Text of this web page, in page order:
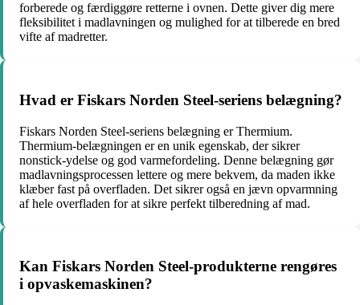
forberede og færdiggøre retterne i ovnen. Dette giver dig mere
fleksibilitet i madlavningen og mulighed for at tilberede en bred
vifte af madretter.
Hvad er Fiskars Norden Steel-seriens belægning?
Fiskars Norden Steel-seriens belægning er Thermium.
Thermium-belægningen er en unik egenskab, der sikrer
nonstick-ydelse og god varmefordeling. Denne belægning gør
madlavningsprocessen lettere og mere bekvem, da maden ikke
klæber fast på overfladen. Det sikrer også en jævn opvarmning
af hele overfladen for at sikre perfekt tilberedning af mad.
Kan Fiskars Norden Steel-produkterne rengøres
i opvaskemaskinen?